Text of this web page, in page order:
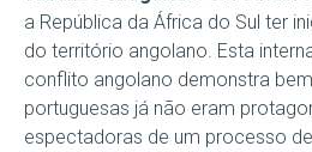
a República da África do Sul ter
do território angolano. Esta
conflito angolano demonstra
portuguesas já não eram
espectadoras de um processo